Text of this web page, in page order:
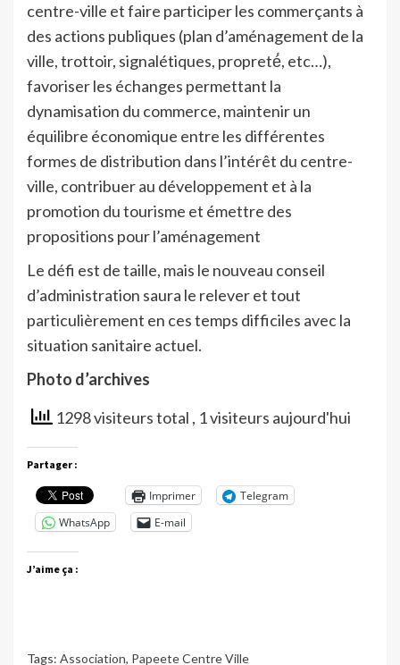
centre-ville et faire participer les commerçants à
des actions publiques (plan d’aménagement de la
ville, trottoir, signalétiques, propreté́, etc…),
favoriser les échanges permettant la
dynamisation du commerce, maintenir un
équilibre économique entre les différentes
formes de distribution dans l’intérêt du centre-
ville, contribuer au développement et à la
promotion du tourisme et émettre des
propositions pour l’aménagement
Le défi est de taille, mais le nouveau conseil
d’administration saura le relever et tout
particulièrement en ces temps difficiles avec la
situation sanitaire actuel.
Photo d’archives
1298 visiteurs total , 1 visiteurs aujourd'hui
Partager :
Imprimer
Telegram
WhatsApp
E-mail
J’aime ça :
Tags: Association, Papeete Centre Ville